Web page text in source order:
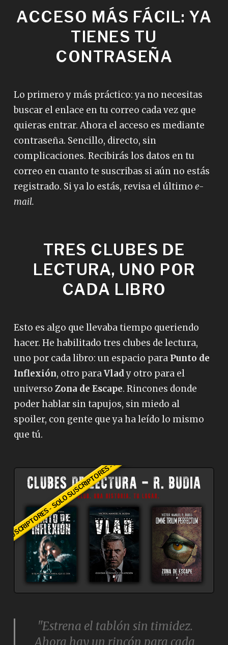
ACCESO MÁS FÁCIL: YA
TIENES TU
CONTRASEÑA
Lo primero y más práctico: ya no necesitas
buscar el enlace en tu correo cada vez que
quieras entrar. Ahora el acceso es mediante
contraseña. Sencillo, directo, sin
complicaciones. Recibirás los datos en tu
correo en cuanto te suscribas si aún no estás
registrado. Si ya lo estás, revisa el último e-
mail.
TRES CLUBES DE
LECTURA, UNO POR
CADA LIBRO
Esto es algo que llevaba tiempo queriendo
hacer. He habilitado tres clubes de lectura,
uno por cada libro: un espacio para Punto de
Inflexión, otro paraVlady otro para el
universo Zona de Escape. Rincones donde
poder hablar sin tapujos, sin miedo al
spoiler, con gente que ya ha leído lo mismo
que tú.
SUSCRIPTORES - SOLO SUSCRIPTORES - SOLO
"Estrena el tablón sin timidez.
Ahora hay un rincón para cada